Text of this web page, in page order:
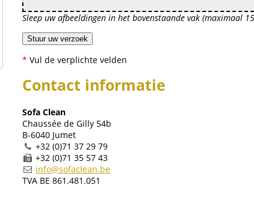
Sleep uw afbeeldingen in het bovenstaande vak (maximaal
Stuur uw verzoek
* Vul de verplichte velden
Contact informatie
Sofa Clean
Chaussée de Gilly 54b
B-6040 Jumet
+32 (0)71 37 29 79
+32 (0)71 35 57 43
info@sofaclean.be
TVA BE 861.481.051